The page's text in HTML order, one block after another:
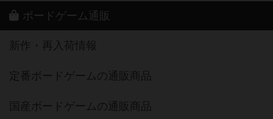
ボードゲーム通販
新作・再入荷情報
定番ボードゲームの通販商品
国産ボードゲームの通販商品